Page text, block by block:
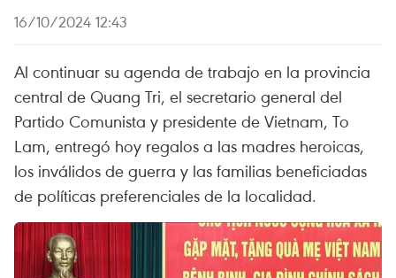
16/10/2024 12:43
Al continuar su agenda de trabajo en la provincia
central de Quang Tri, el secretario general del
Partido Comunista y presidente de Vietnam, To
Lam, entregó hoy regalos a las madres heroicas,
los inválidos de guerra y las familias beneficiadas
de políticas preferenciales de la localidad.